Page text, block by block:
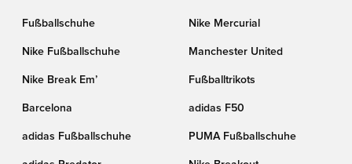
Fußballschuhe Nike Mercurial
Nike Fußballschuhe Manchester United
Nike Break Em’ Fußballtrikots
Barcelona adidas F50
adidas Fußballschuhe PUMA Fußballschuhe